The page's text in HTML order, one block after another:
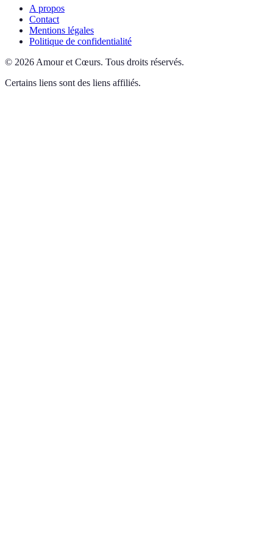
A propos
Contact
Mentions légales
Politique de confidentialité
© 2026 Amour et Cœurs. Tous droits réservés.
Certains liens sont des liens affiliés.